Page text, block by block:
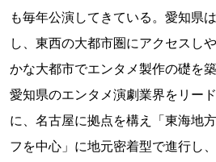
も毎年公演してきている。愛知県
し、東西の大都市圏にアクセスし
かな大都市でエンタメ製作の礎を
愛知県のエンタメ演劇業界をリー
に、名古屋に拠点を構え「東海地
フを中心」に地元密着型で進行し